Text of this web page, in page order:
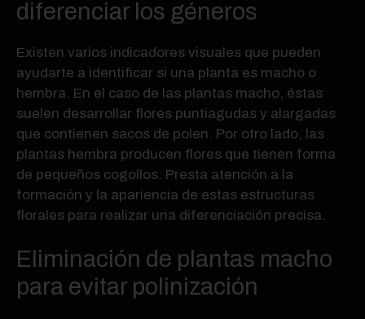
diferenciar los géneros
Existen varios indicadores visuales que pueden
ayudarte a identificar si una planta es macho o
hembra. En el caso de las plantas macho, éstas
suelen desarrollar flores puntiagudas y alargadas
que contienen sacos de polen. Por otro lado, las
plantas hembra producen flores que tienen forma
de pequeños cogollos. Presta atención a la
formación y la apariencia de estas estructuras
florales para realizar una diferenciación precisa.
Eliminación de plantas macho
para evitar polinización